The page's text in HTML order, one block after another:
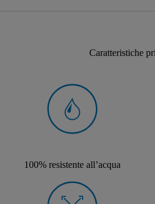
Caratteristiche
100% resistente all’acqua